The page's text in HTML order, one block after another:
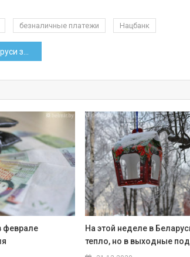
безналичные платежи Нацбанк
тысяч человек
феврале
На этой неделе в
тепло, но в выходные